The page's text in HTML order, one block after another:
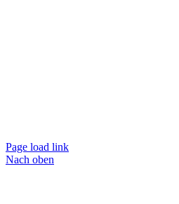
Page load link
Nach oben